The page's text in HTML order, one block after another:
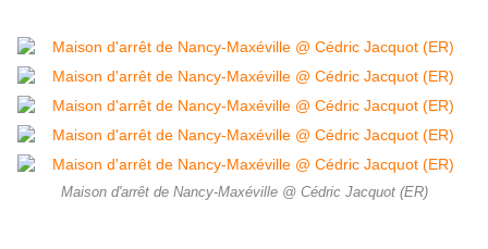
Maison d'arrêt de Nancy-Maxéville @ Cédric Jacquot (ER)